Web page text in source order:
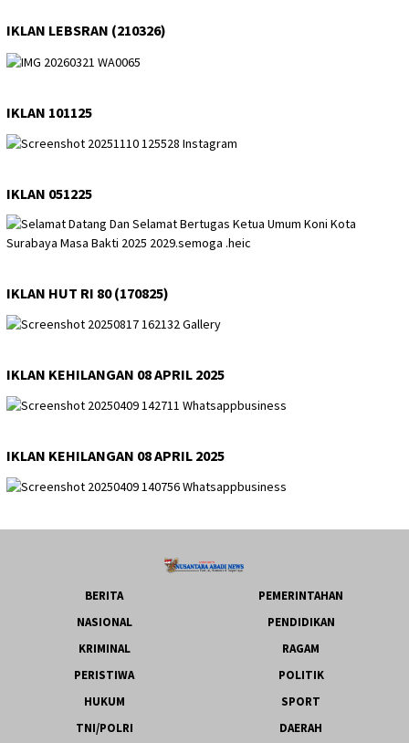
IKLAN LEBSRAN (210326)
IKLAN 101125
IKLAN 051225
IKLAN HUT RI 80 (170825)
IKLAN KEHILANGAN 08 APRIL 2025
IKLAN KEHILANGAN 08 APRIL 2025
BERITA
PEMERINTAHAN
NASIONAL
PENDIDIKAN
KRIMINAL
RAGAM
PERISTIWA
POLITIK
HUKUM
SPORT
TNI/POLRI
DAERAH